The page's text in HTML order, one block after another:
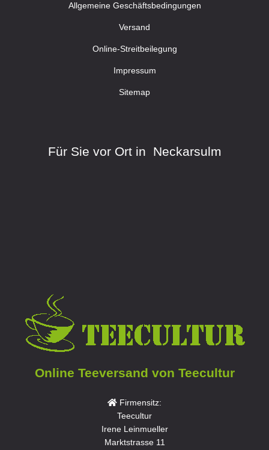
Allgemeine Geschäftsbedingungen
Versand
Online-Streitbeilegung
Impressum
Sitemap
Für Sie vor Ort in Neckarsulm
Online Teeversand von Teecultur
Firmensitz:
Teecultur
Irene Leinmueller
Marktstrasse 11